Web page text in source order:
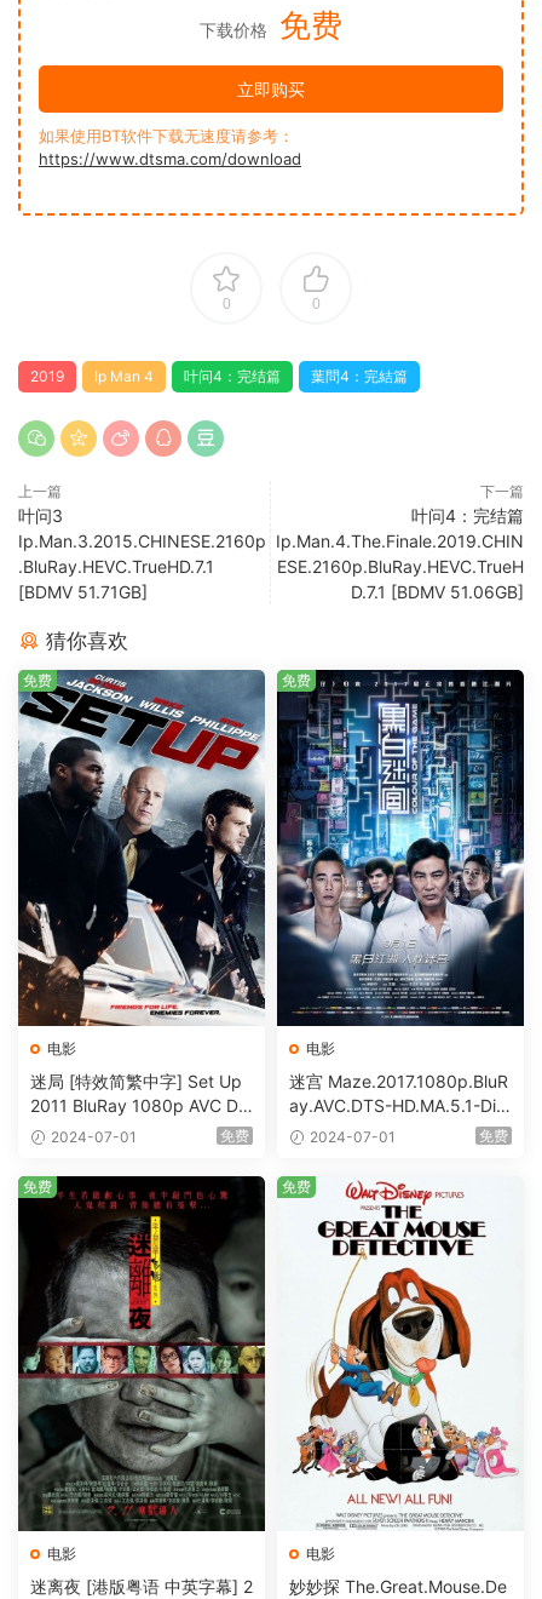
下载价格 免费
立即购买
如果使用BT软件下载无速度请参考：
https://www.dtsma.com/download
0 0
2019 Ip Man 4 叶问4：完结篇 葉問4：完結篇
上一篇
叶问3
Ip.Man.3.2015.CHINESE.2160p
.BluRay.HEVC.TrueHD.7.1
[BDMV 51.71GB]
下一篇
叶问4：完结篇
Ip.Man.4.The.Finale.2019.CHIN
ESE.2160p.BluRay.HEVC.TrueH
D.7.1 [BDMV 51.06GB]
猜你喜欢
电影
迷局 [特效简繁中字] Set Up
2011 BluRay 1080p AVC DT
S-HD MA5.1-shhaclm@CHD
2024-07-01 免费
免费
电影
迷宫 Maze.2017.1080p.BluR
ay.AVC.DTS-HD.MA.5.1-DiY
@HDHome [BDISO 19.7GB]
2024-07-01 免费
免费
电影
迷离夜 [港版粤语 中英字幕] 2
免费
电影
妙妙探 The.Great.Mouse.De
免费